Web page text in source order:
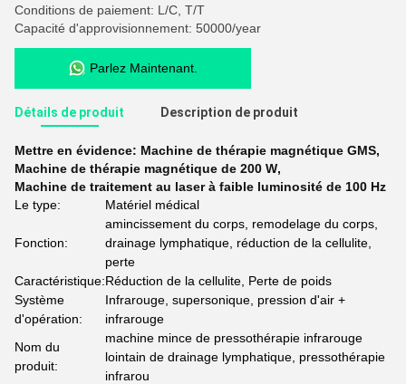
Conditions de paiement: L/C, T/T
Capacité d'approvisionnement: 50000/year
Parlez Maintenant.
Détails de produit Description de produit
Mettre en évidence: Machine de thérapie magnétique GMS,
Machine de thérapie magnétique de 200 W,
Machine de traitement au laser à faible luminosité de 100 Hz
Le type:
Matériel médical
Fonction:
amincissement du corps, remodelage du corps,
drainage lymphatique, réduction de la cellulite,
perte
Caractéristique:Réduction de la cellulite, Perte de poids
Système
d'opération:
Infrarouge, supersonique, pression d'air +
infrarouge
Nom du
produit:
machine mince de pressothérapie infrarouge
lointain de drainage lymphatique, pressothérapie
infrarou